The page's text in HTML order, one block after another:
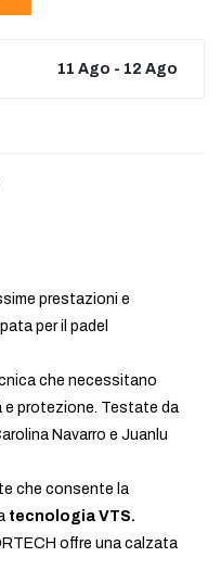
11 Ago - 12 Ago
prestazioni e
per il padel
che necessitano
e protezione. Testate da
Navarro e Juanlu
che consente la
tecnologia VTS.
offre una calzata